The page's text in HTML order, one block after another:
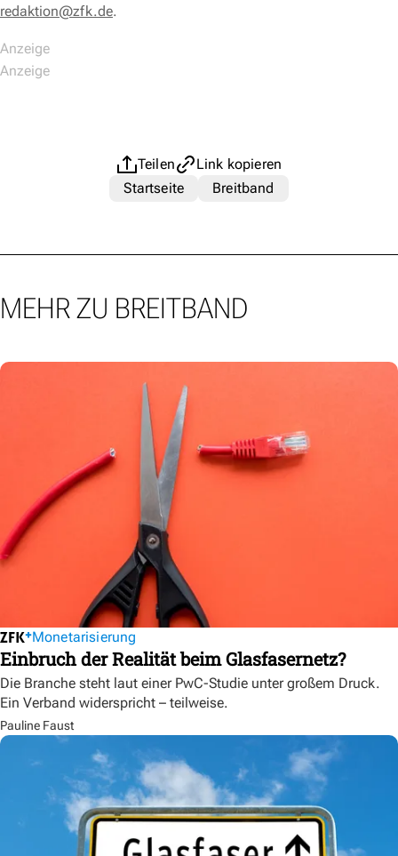
redaktion@zfk.de.
Teilen
Link kopieren
Startseite
Breitband
MEHR ZU BREITBAND
Monetarisierung
Einbruch der Realität beim Glasfasernetz?
Die Branche steht laut einer PwC-Studie unter großem Druck.
Ein Verband widerspricht – teilweise.
Pauline Faust